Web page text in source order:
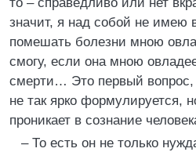
значит, я над собой не имею
помешать болезни мною
смогу, если она мною
смерти… Это первый
не так ярко формулируется,
проникает в сознание
– То есть он не только